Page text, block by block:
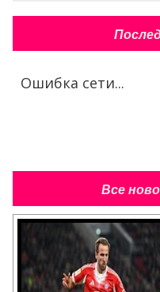
Ошибка сети...
Все